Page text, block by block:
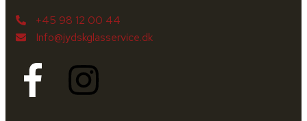
+45 98 12 00 44
Info@jydskglasservice.dk